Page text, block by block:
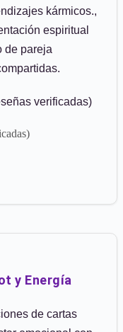
kármicos.,
espiritual
de pareja
verificadas)
y Energía
de cartas